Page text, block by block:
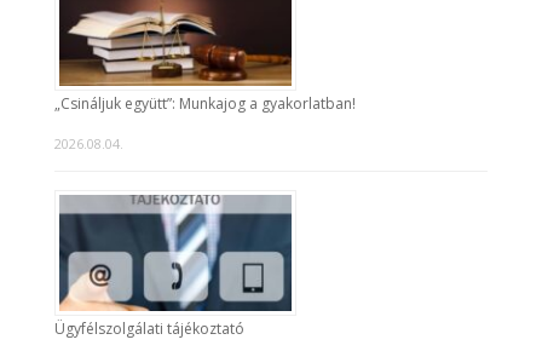
„Csináljuk együtt”: Munkajog a gyakorlatban!
2026.08.04.
Ügyfélszolgálati tájékoztató